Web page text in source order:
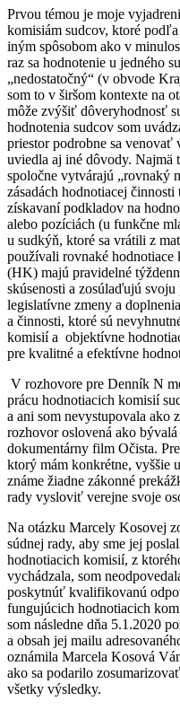
Prvou témou je moje
komisiám sudcov, ktoré
iným spôsobom ako v
raz sa hodnotenie u jedného
„nedostatočný“ (v obvode
som to v širšom kontexte na
môže zvýšiť dôveryhodnosť
hodnotenia sudcov som
priestor podrobne sa venovať
uviedla aj iné dôvody. Najmä
spoločne vytvárajú „rovnaký
zásadách hodnotiacej
získavaní podkladov na
alebo pozíciách (u funkčne
u sudkýň, ktoré sa vrátili z
používali rovnaké
(HK) majú pravidelné
skúsenosti a zosúlaďujú
legislatívne zmeny a
a činnosti, ktoré sú
komisií a objektívne
pre kvalitné a efektívne
V rozhovore pre Denník N
prácu hodnotiacich komisií
a ani som nevystupovala ako
rozhovor oslovená ako
dokumentárny film Očista.
ktorý mám konkrétne, vyššie
známe žiadne zákonné
rady vysloviť verejne svoje
Na otázku Marcely Kosovej
súdnej rady, aby sme jej
hodnotiacich komisií, z
vychádzala, som
poskytnúť kvalifikovanú
fungujúcich hodnotiacich
som následne dňa 5.1.2020
a obsah jej mailu
oznámila Marcela Kosová
ako sa podarilo
všetky výsledky.